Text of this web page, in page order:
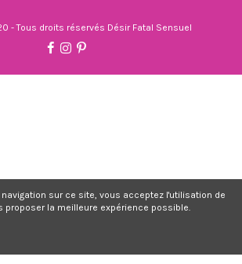
- Tous droits réservés Désir Fatal Sensuel
sur ce site, vous acceptez l'utilisation de
proposer la meilleure expérience possible.